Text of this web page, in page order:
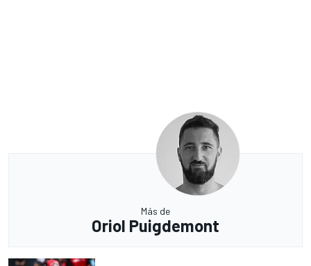
Más de
Oriol Puigdemont